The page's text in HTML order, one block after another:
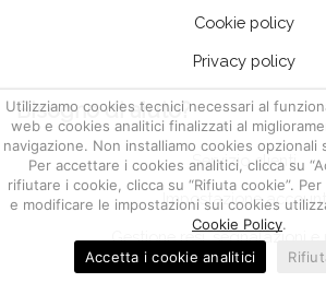
Utilizziamo cookies tecnici necessari al
web e cookies analitici finalizzati al
navigazione. Non installiamo cookies opzionali
Per accettare i cookies analitici, clicca su
rifiutare i cookie, clicca su “Rifiuta cookie”.
e modificare le impostazioni sui cookies
Cookie Policy.
Accetta i cookie analitici
Cookie policy
Privacy policy
Bisogno di aiuto?
Servizio clienti
Impostazione account
Gestione resi, segnalazioni e